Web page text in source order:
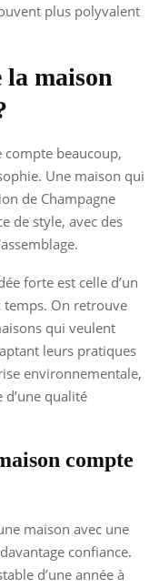
plus polyvalent
la maison
compte beaucoup,
Une maison qui
de Champagne
de style, avec des
forte est celle d’un
On retrouve
qui veulent
leurs pratiques
environnementale,
qualité
compte
maison avec une
confiance.
d’une année à